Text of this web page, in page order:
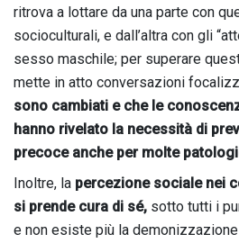
ritrova a lottare da una parte con
socioculturali, e dall’altra con gli
sesso maschile; per superare
mette in atto conversazioni
sono cambiati e che le
hanno rivelato la necessità di
precoce anche per molte
Inoltre, la percezione sociale nei
si prende cura di sé, sotto tutti i
e non esiste più la